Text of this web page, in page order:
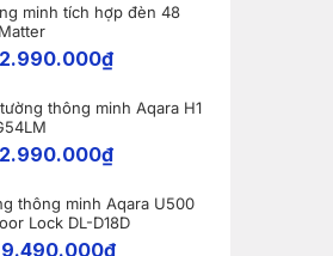
minh tích hợp đèn 48
2.990.000₫
thông minh Aqara H1
2.990.000₫
thông minh Aqara U500
Lock DL-D18D
9.490.000₫